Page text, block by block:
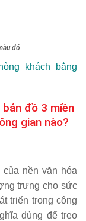
đỏ
khách bằng
đồ 3 miền
gian nào?
nền văn hóa
trưng cho sức
triển trong công
dùng để treo